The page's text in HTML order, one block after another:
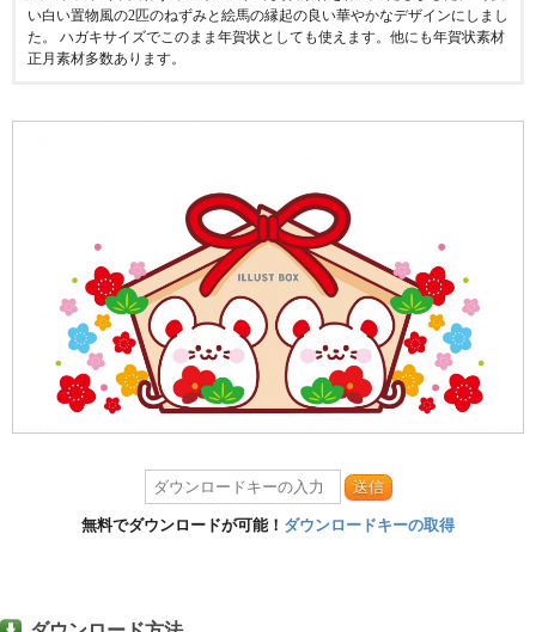
い白い置物風の2匹のねずみと絵馬の縁起の良い華やかなデザインにしまし
た。 ハガキサイズでこのまま年賀状としても使えます。他にも年賀状素材
正月素材多数あります。
送信
無料でダウンロードが可能！ ダウンロードキーの取得